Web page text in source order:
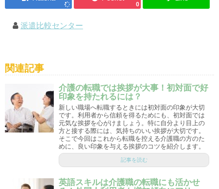
0
派遣比較センター
関連記事
介護の転職では挨拶が大事！初対面で好
印象を持たれるには？
新しい職場へ転職するときには初対面の印象が大切
です。利用者から信頼を得るためにも、初対面では
元気な挨拶を心がけましょう。特に自分より目上の
方と接する際には、気持ちのいい挨拶が大切です。
そこで今回はこれから転職を控える介護職の方のた
めに、良い印象を与える挨拶のコツを紹介します。
記事を読む
英語スキルは介護職の転職にも活かせ